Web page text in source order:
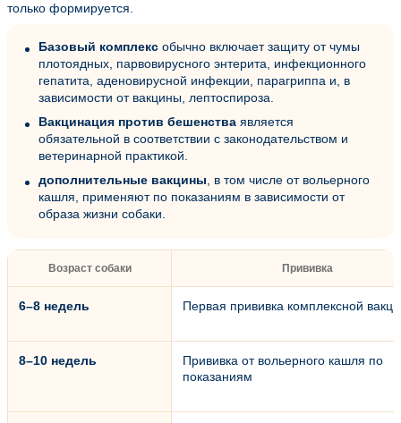
только формируется.
Базовый комплекс обычно включает защиту от чумы
плотоядных, парвовирусного энтерита, инфекционного
гепатита, аденовирусной инфекции, парагриппа и, в
зависимости от вакцины, лептоспироза.
Вакцинация против бешенства является
обязательной в соответствии с законодательством и
ветеринарной практикой.
дополнительные вакцины , в том числе от вольерного
кашля, применяют по показаниям в зависимости от
образа жизни собаки.
Возраст собаки Прививка
6–8 недель Первая прививка комплексной
8–10 недель
Прививка от вольерного кашля по
показаниям